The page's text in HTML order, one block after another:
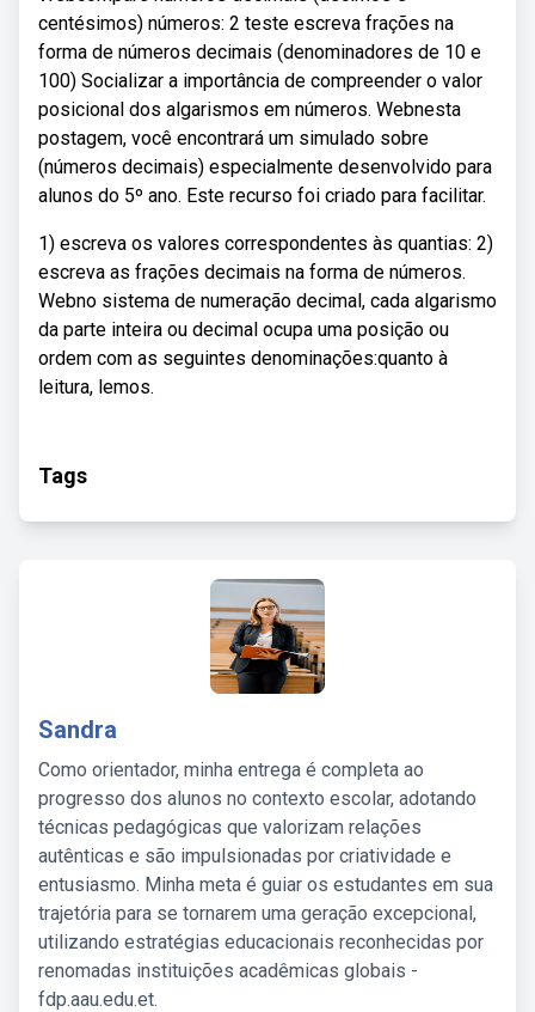
centésimos) números: 2 teste escreva frações na
forma de números decimais (denominadores de 10 e
100) Socializar a importância de compreender o valor
posicional dos algarismos em números. Webnesta
postagem, você encontrará um simulado sobre
(números decimais) especialmente desenvolvido para
alunos do 5º ano. Este recurso foi criado para facilitar.
1) escreva os valores correspondentes às quantias: 2)
escreva as frações decimais na forma de números.
Webno sistema de numeração decimal, cada algarismo
da parte inteira ou decimal ocupa uma posição ou
ordem com as seguintes denominações:quanto à
leitura, lemos.
Tags
Sandra
Como orientador, minha entrega é completa ao
progresso dos alunos no contexto escolar, adotando
técnicas pedagógicas que valorizam relações
autênticas e são impulsionadas por criatividade e
entusiasmo. Minha meta é guiar os estudantes em sua
trajetória para se tornarem uma geração excepcional,
utilizando estratégias educacionais reconhecidas por
renomadas instituições acadêmicas globais -
fdp.aau.edu.et.